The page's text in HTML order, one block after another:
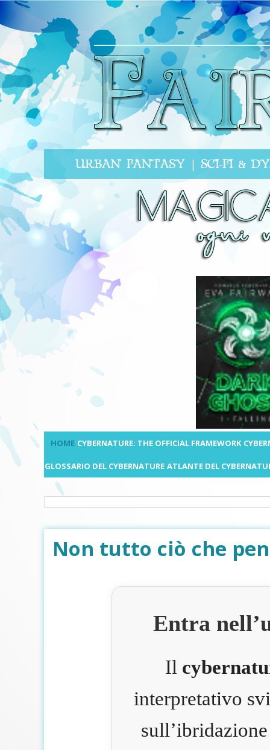
HOME CYBERNATURE: THE OFFICIAL FRAMEWORK
GLOSSARIO DEL CYBERNATURE ATLANTE DEL
Non tutto ciò che
Entra
Il
interpretativo